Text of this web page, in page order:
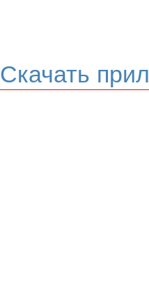
Скачать